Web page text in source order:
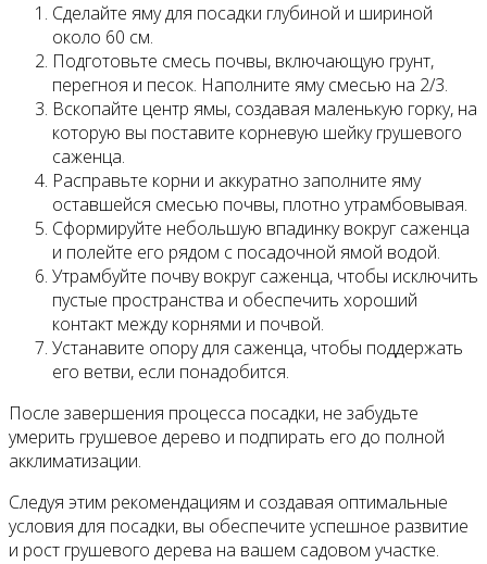
Сделайте яму для посадки глубиной и шириной
около 60 см.
Подготовьте смесь почвы, включающую грунт,
перегноя и песок. Наполните яму смесью на 2/3.
Вскопайте центр ямы, создавая маленькую горку, на
которую вы поставите корневую шейку грушевого
саженца.
Расправьте корни и аккуратно заполните яму
оставшейся смесью почвы, плотно утрамбовывая.
Сформируйте небольшую впадинку вокруг саженца
и полейте его рядом с посадочной ямой водой.
Утрамбуйте почву вокруг саженца, чтобы исключить
пустые пространства и обеспечить хороший
контакт между корнями и почвой.
Устанавите опору для саженца, чтобы поддержать
его ветви, если понадобится.
После завершения процесса посадки, не забудьте
умерить грушевое дерево и подпирать его до полной
акклиматизации.
Следуя этим рекомендациям и создавая оптимальные
условия для посадки, вы обеспечите успешное развитие
и рост грушевого дерева на вашем садовом участке.